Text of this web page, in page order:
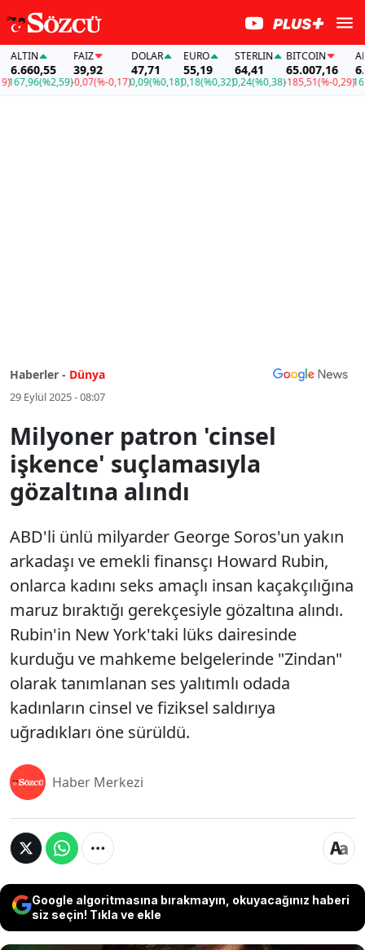
(%2,59)
FAİZ
39,92
-0,07(%-0,17)
DOLAR
47,71
0,09(%0,18)
EURO
55,19
0,18(%0,32)
STERLIN
64,41
0,24(%0,38)
BITCOIN
65.007,16
-185,51(%-0,29)
Haberler - Dünya
29 Eylül 2025 - 08:07
Milyoner patron 'cinsel
işkence' suçlamasıyla
gözaltına alındı
ABD'li ünlü milyarder George Soros'un yakın
arkadaşı ve emekli finansçı Howard Rubin,
onlarca kadını seks amaçlı insan kaçakçılığına
maruz bıraktığı gerekçesiyle gözaltına alındı.
Rubin'in New York'taki lüks dairesinde
kurduğu ve mahkeme belgelerinde "Zindan"
olarak tanımlanan ses yalıtımlı odada
kadınların cinsel ve fiziksel saldırıya
uğradıkları öne sürüldü.
Haber Merkezi
Google algoritmasına bırakmayın, okuyacağınız haberi
siz seçin! Tıkla ve ekle